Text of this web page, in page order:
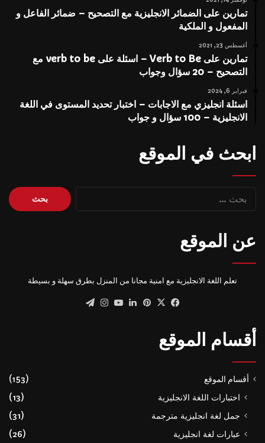
تمارين على الضمائر الانجليزية مع التصحيح – ضمائر الفاعل و
المفعول و الملكية
أغسطس 23, 2021
تمارين على Verb to Be – اسئلة على verb to be مع
التصحيح – 20 سؤال وجواب
فبراير 6, 2024
اسئلة انجليزي مع الاجابات – اختبار تحديد المستوى في اللغة
الانجليزية – 100 سؤال و جواب
ابحث في الموقع
البحث
عن:
عن الموقع
تعلم اللغة الانجليزية مع امنية مجانا من المنزل بطرق سهلة و بسيطة
فيسبوك
‫X بينتيريست
لينكدإن‫YouTube
انستقرام
أقسام الموقع
أقسام الموقع (153)
اختبارات اللغة الانجليزية
(13)
جمل لغة انجليزية مترجمة
(31)
عبارات لغة انجليزية
(26)